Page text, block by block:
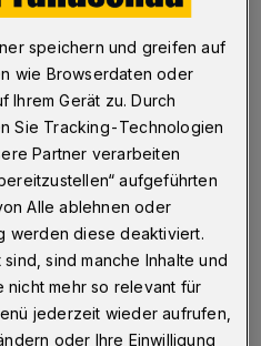
in Heckinghausen ist in
auf Freitag (22./23.
ausgebrannt.
Minute Lesezeit
speichern und greifen auf
wie Browserdaten oder
Ihrem Gerät zu. Durch
Sie Tracking-Technologien
Partner verarbeiten
aufgeführten
Alle ablehnen oder
werden diese deaktiviert.
sind manche Inhalte und
nicht mehr so relevant für
jederzeit wieder aufrufen,
oder Ihre Einwilligung